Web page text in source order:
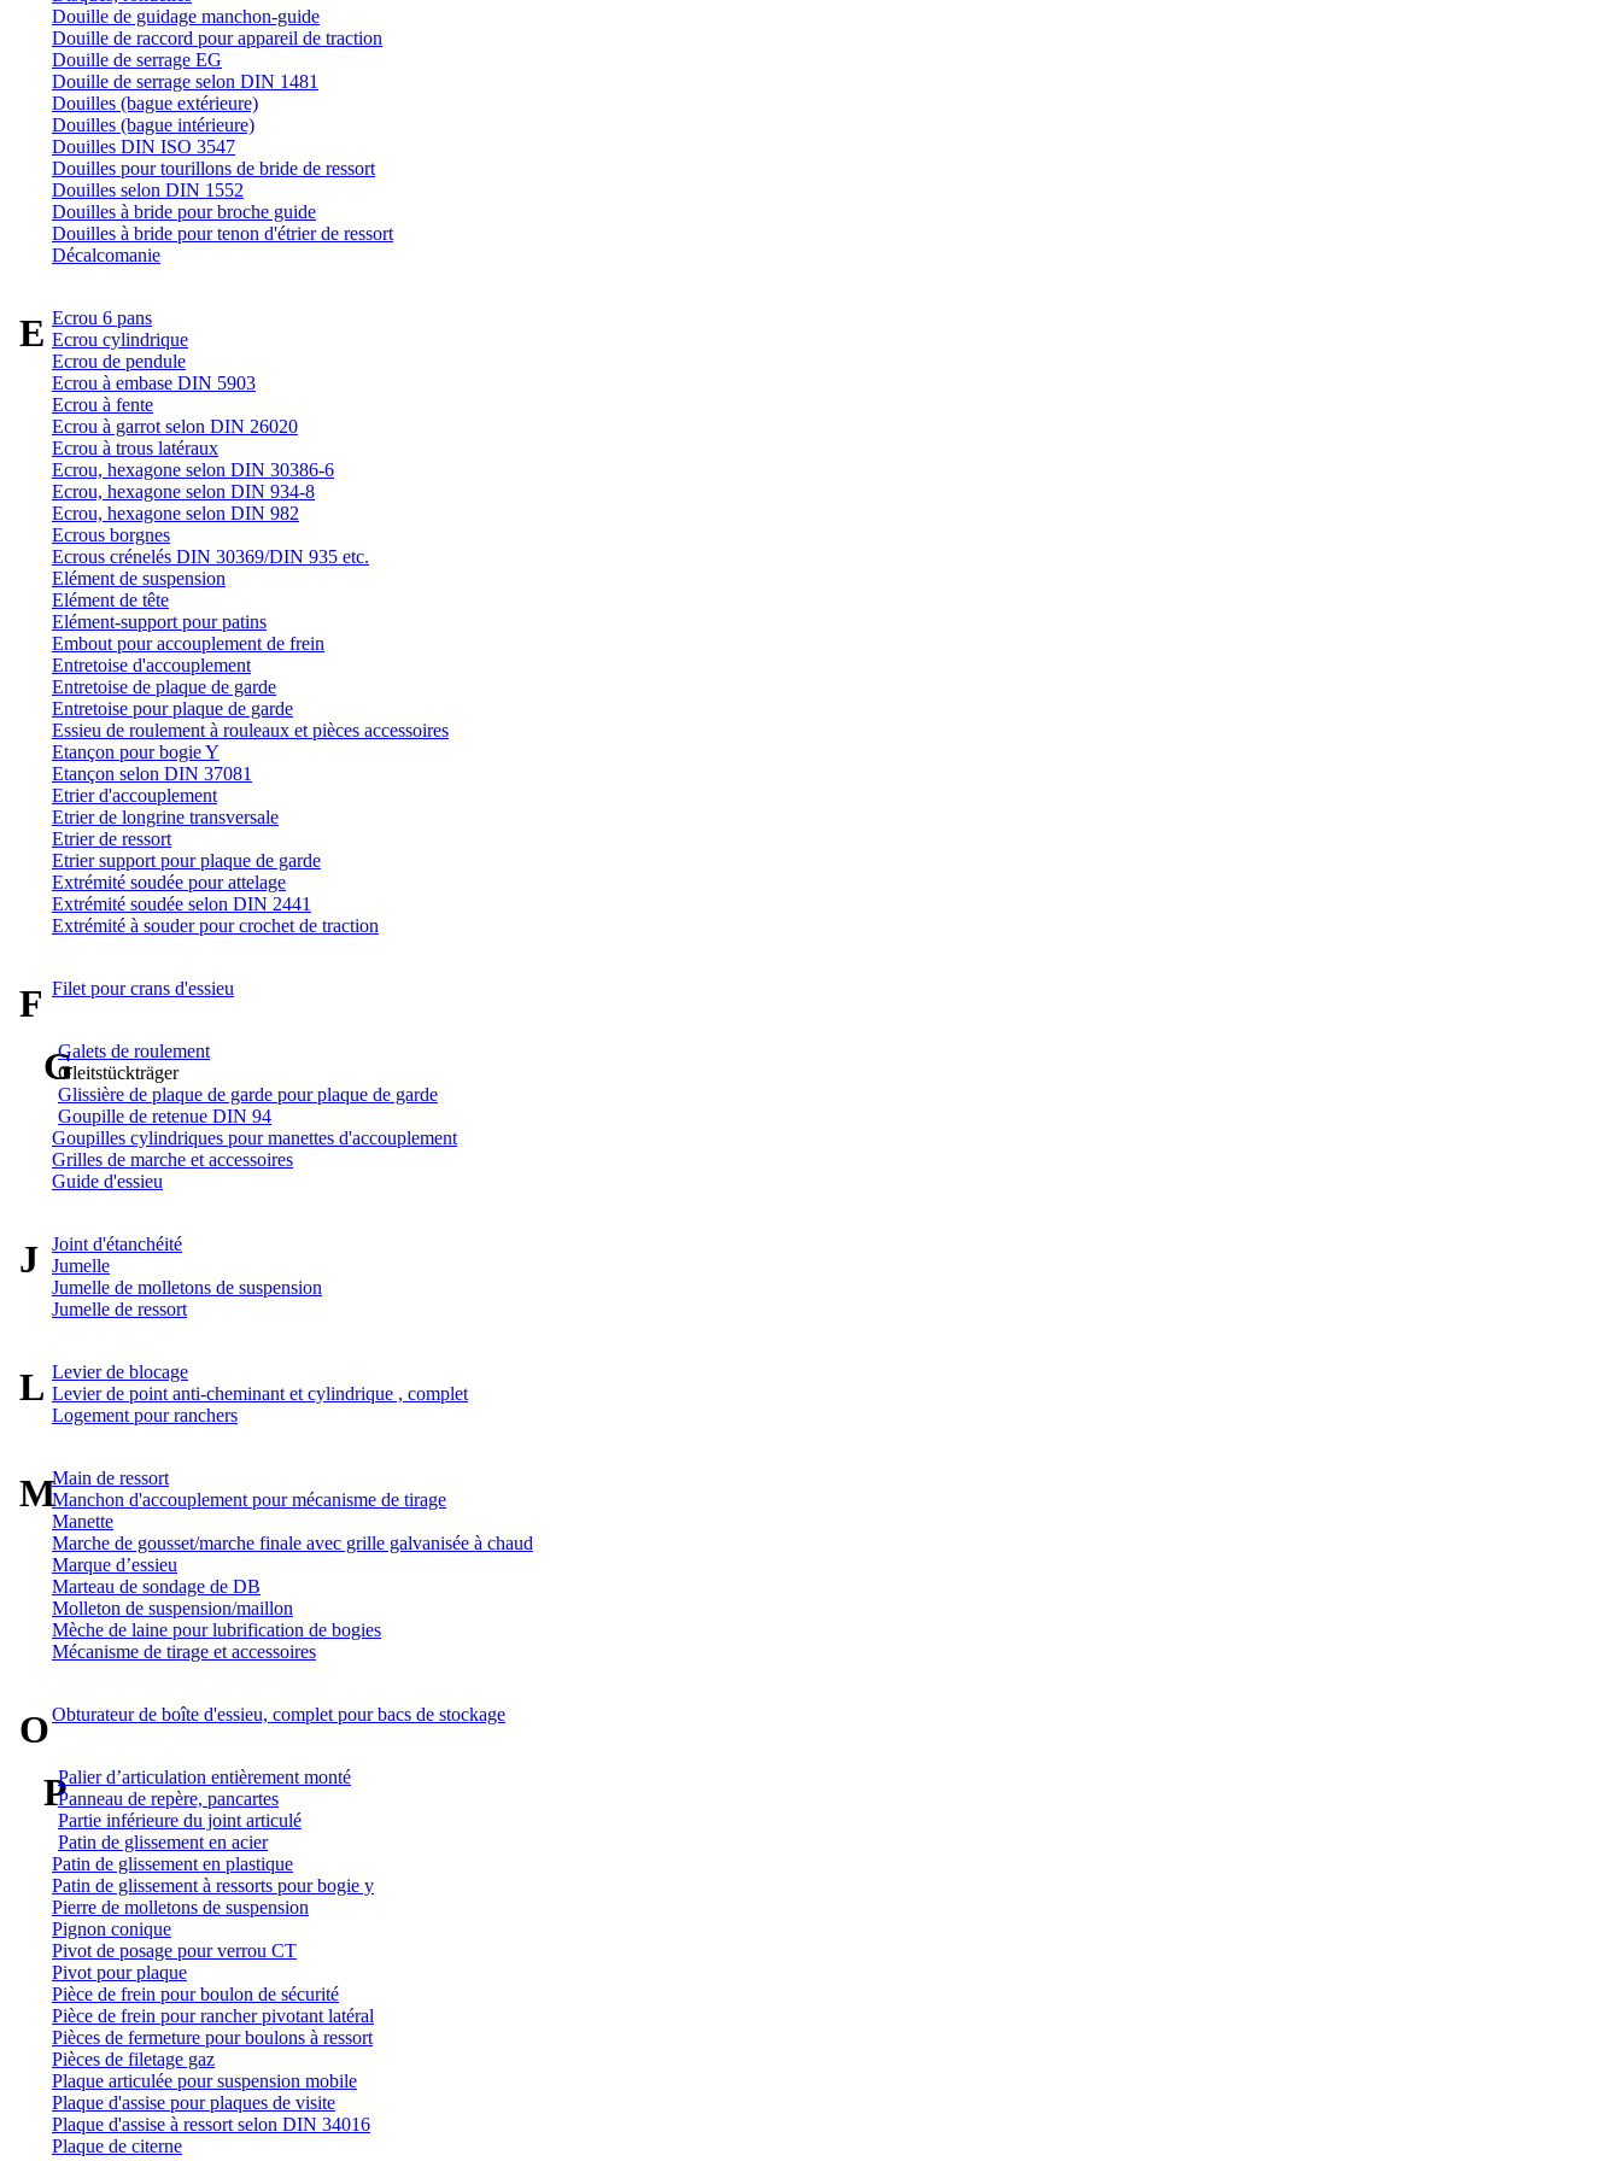
Douille de guidage manchon-guide
Douille de raccord pour appareil de traction
Douille de serrage EG
Douille de serrage selon DIN 1481
Douilles (bague extérieure)
Douilles (bague intérieure)
Douilles DIN ISO 3547
Douilles pour tourillons de bride de ressort
Douilles selon DIN 1552
Douilles à bride pour broche guide
Douilles à bride pour tenon d'étrier de ressort
Décalcomanie
EEcrou 6 pans
Ecrou cylindrique
Ecrou de pendule
Ecrou à embase DIN 5903
Ecrou à fente
Ecrou à garrot selon DIN 26020
Ecrou à trous latéraux
Ecrou, hexagone selon DIN 30386-6
Ecrou, hexagone selon DIN 934-8
Ecrou, hexagone selon DIN 982
Ecrous borgnes
Ecrous crénelés DIN 30369/DIN 935 etc.
Elément de suspension
Elément de tête
Elément-support pour patins
Embout pour accouplement de frein
Entretoise d'accouplement
Entretoise de plaque de garde
Entretoise pour plaque de garde
Essieu de roulement à rouleaux et pièces accessoires
Etançon pour bogie Y
Etançon selon DIN 37081
Etrier d'accouplement
Etrier de longrine transversale
Etrier de ressort
Etrier support pour plaque de garde
Extrémité soudée pour attelage
Extrémité soudée selon DIN 2441
Extrémité à souder pour crochet de traction
FFilet pour crans d'essieu
G
Galets de roulement
Gleitstückträger
Glissière de plaque de garde pour plaque de garde
Goupille de retenue DIN 94
Goupilles cylindriques pour manettes d'accouplement
Grilles de marche et accessoires
Guide d'essieu
J
Joint d'étanchéité
Jumelle
Jumelle de molletons de suspension
Jumelle de ressort
LLevier de blocage
Levier de point anti-cheminant et cylindrique , complet
Logement pour ranchers
MMain de ressort
Manchon d'accouplement pour mécanisme de tirage
Manette
Marche de gousset/marche finale avec grille galvanisée à chaud
Marque d’essieu
Marteau de sondage de DB
Molleton de suspension/maillon
Mèche de laine pour lubrification de bogies
Mécanisme de tirage et accessoires
OObturateur de boîte d'essieu, complet pour bacs de stockage
PPalier d’articulation entièrement monté
Panneau de repère, pancartes
Partie inférieure du joint articulé
Patin de glissement en acier
Patin de glissement en plastique
Patin de glissement à ressorts pour bogie y
Pierre de molletons de suspension
Pignon conique
Pivot de posage pour verrou CT
Pivot pour plaque
Pièce de frein pour boulon de sécurité
Pièce de frein pour rancher pivotant latéral
Pièces de fermeture pour boulons à ressort
Pièces de filetage gaz
Plaque articulée pour suspension mobile
Plaque d'assise pour plaques de visite
Plaque d'assise à ressort selon DIN 34016
Plaque de citerne